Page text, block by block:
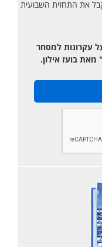
את התחזית השבועית
עקרונות למסחר
בועז אילון.